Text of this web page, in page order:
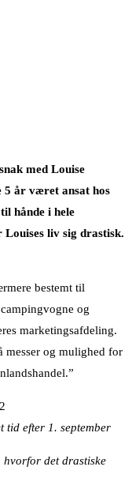
med Louise
5 år været ansat hos
hånde i hele
liv sig drastisk.
bestemt til
og
marketingsafdeling.
messer og mulighed for
tid efter 1. september
det drastiske